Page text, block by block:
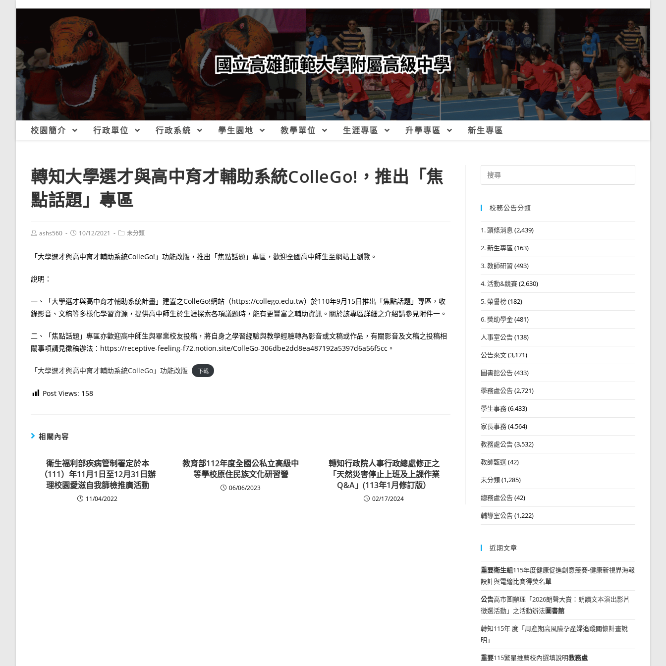
校園簡介 行政單位 行政系統 學生園地 教學單位 生涯專區 升學專區 新生專區
轉知大學選才與高中育才輔助系統ColleGo!，推出「焦
點話題」專區
Postashs560
Post10/12/2021
Post未分類
「大學選才與高中育才輔助系統ColleGo!」功能改版，推出「焦點話題」專區，歡迎全國高中師生至網站上瀏覽。
說明：
一、「大學選才與高中育才輔助系統計畫」建置之ColleGo!網站（https://collego.edu.tw）於110年9月15日推出「焦點話題」專區，收
錄影音、文稿等多樣化學習資源，提供高中師生於生涯探索各項議題時，能有更豐富之輔助資訊。關於該專區詳細之介紹請參見附件一。
二、「焦點話題」專區亦歡迎高中師生與畢業校友投稿，將自身之學習經驗與教學經驗轉為影音或文稿或作品，有關影音及文稿之投稿相
關事項請見徵稿辦法：https://receptive-feeling-f72.notion.site/ColleGo-306dbe2dd8ea487192a5397d6a56f5cc。
「大學選才與高中育才輔助系統ColleGo」功能改版 下載
Post Views: 158
相關內容
衛生福利部疾病管制署定於本
（111）年11月1日至12月31日辦
理校園愛滋自我篩檢推廣活動
11/04/2022
教育部112年度全國公私立高級中
等學校原住民族文化研習營
06/06/2023
轉知行政院人事行政總處修正之
「天然災害停止上班及上課作業
Q&A」(113年1月修訂版）
02/17/2024
Search
for:
校務公告分類
1. 頭條消息 (2,439)
2. 新生專區 (163)
3. 教師研習 (493)
4. 活動&競賽(2,630)
5. 榮譽榜(182)
6. 獎助學金(481)
人事室公告(138)
公告來文(3,171)
圖書館公告(433)
學務處公告(2,721)
學生事務(6,433)
家長事務(4,564)
教務處公告(3,532)
教師甄選(42)
未分類(1,285)
總務處公告(42)
輔導室公告(1,222)
近期文章
重要衛生組115年度健康促進創意競賽-健康新視界海報
設計與電繪比賽得獎名單
公告高市圖辦理「2026朗聲大賞：朗讀文本演出影片
徵選活動」之活動辦法圖書館
轉知115年 度「周產期高風險孕產婦追蹤關懷計畫說
明」
重要115繁星推薦校內選填說明教務處